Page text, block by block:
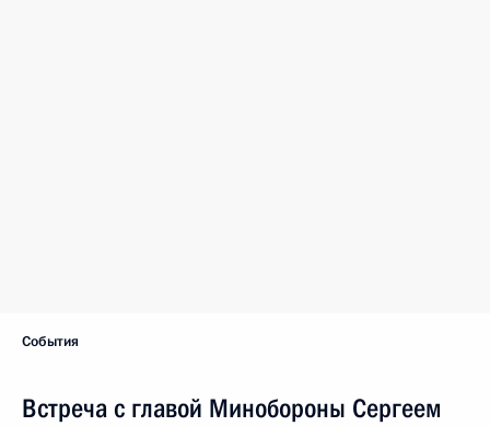
События
Встреча с главой Минобороны Сергеем